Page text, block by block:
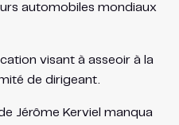
automobiles mondiaux
visant à asseoir à la
de dirigeant.
Jérôme Kerviel manqua